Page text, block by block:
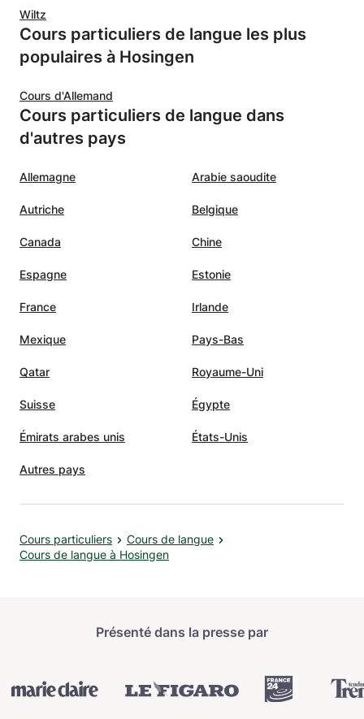
Wiltz
Cours particuliers de langue les plus
populaires à Hosingen
Cours d'Allemand
Cours particuliers de langue dans
d'autres pays
Allemagne Arabie saoudite
Autriche Belgique
Canada Chine
Espagne Estonie
France Irlande
Mexique Pays-Bas
Qatar Royaume-Uni
Suisse Égypte
Émirats arabes unis États-Unis
Autres pays
Cours particuliers
Cours de langue
Cours de langue à Hosingen
Présenté dans la presse par